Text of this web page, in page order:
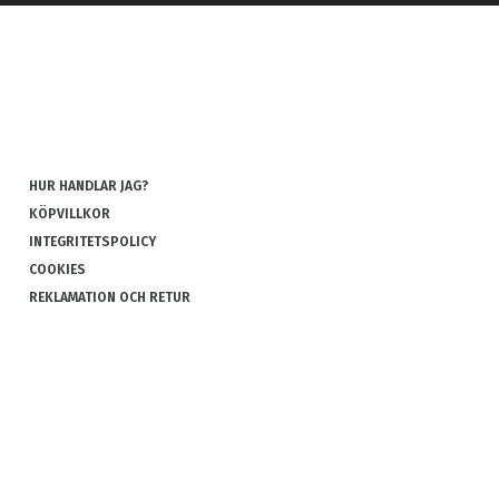
HUR HANDLAR JAG?
KÖPVILLKOR
INTEGRITETSPOLICY
COOKIES
REKLAMATION OCH RETUR